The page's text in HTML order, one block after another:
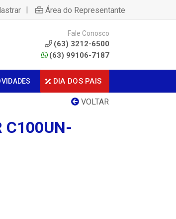
| Área do Representante
Fale Conosco
(63) 3212-6500
(63) 99106-7187
DIA DOS PAIS
VOLTAR
C100UN-